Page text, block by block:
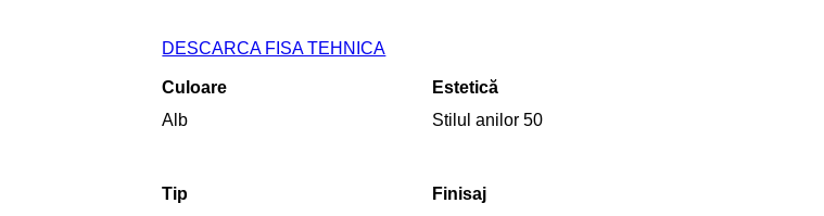
DESCARCA FISA TEHNICA
Culoare
Alb
Estetică
Stilul anilor 50
Tip
Finisaj